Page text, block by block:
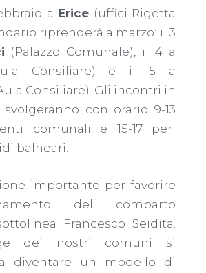
a Erice (uffici Rigetta
riprenderà a marzo: il 3
(Palazzo Comunale), il 4 a
Consiliare) e il 5 a
Consiliare). Gli incontri in
con orario 9-13
comunali e 15-17 peri
balneari.
importante per favorire
del comparto
Francesco Seidita.
dei nostri comuni si
diventare un modello di